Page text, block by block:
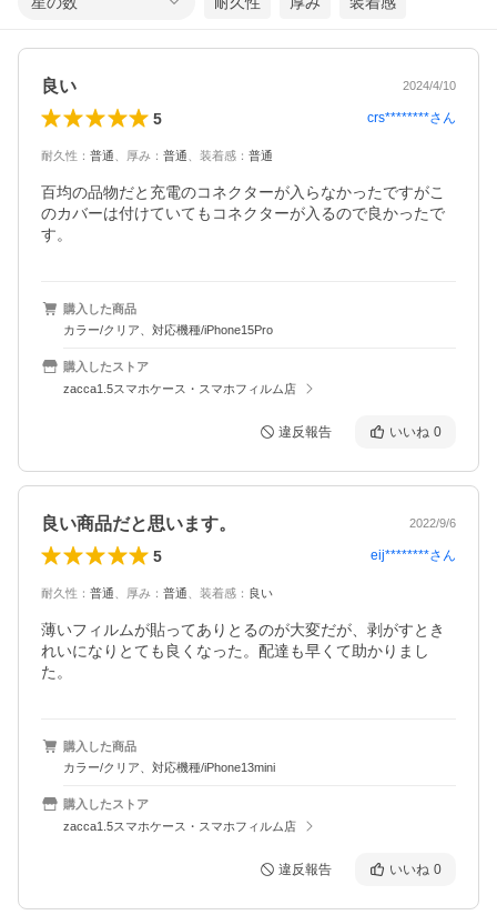
良い 2024/4/10
5 crs********さん
耐久性 ： 普通 厚み ： 普通 装着感 ： 普通
百均の品物だと充電のコネクターが入らなかったですがこ
のカバーは付けていてもコネクターが入るので良かったで
す。
購入した商品
カラー/クリア、対応機種/iPhone15Pro
購入したストア
zacca1.5スマホケース・スマホフィルム店
違反報告 いいね 0
良い商品だと思います。 2022/9/6
5 eij********さん
耐久性 ： 普通 厚み ： 普通 装着感 ： 良い
薄いフィルムが貼ってありとるのが大変だが、剥がすとき
れいになりとても良くなった。配達も早くて助かりまし
た。
購入した商品
カラー/クリア、対応機種/iPhone13mini
購入したストア
zacca1.5スマホケース・スマホフィルム店
違反報告 いいね 0